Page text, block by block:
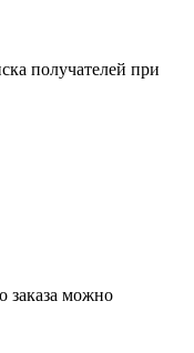
получателей при
заказа можно